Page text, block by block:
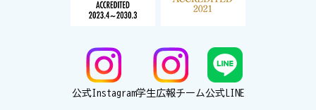
公式Instagram学生広報チーム公式LINE